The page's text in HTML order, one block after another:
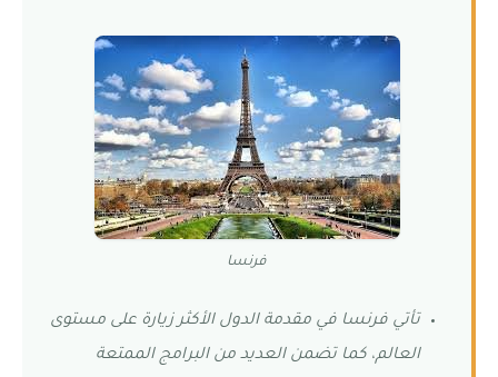
فرنسا
تأتي فرنسا في مقدمة الدول الأكثر زيارة على مستوى
العالم، كما تضمن العديد من البرامج الممتعة